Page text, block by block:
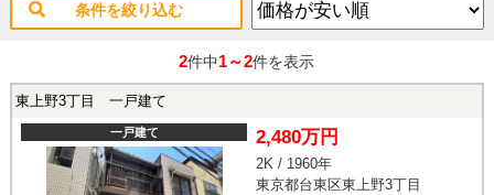
条件を絞り込む
2件中1～2件を表示
東上野3丁目 一戸建て
一戸建て 2,480万円
2K / 1960年
東京都台東区東上野3丁目